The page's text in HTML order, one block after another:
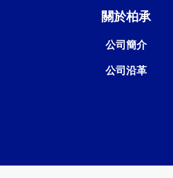
關於柏承
公司簡介
公司沿革